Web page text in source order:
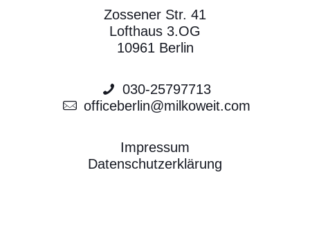
Zossener Str. 41
Lofthaus 3.OG
10961 Berlin
030-25797713
officeberlin@milkoweit.com
Impressum
Datenschutzerklärung